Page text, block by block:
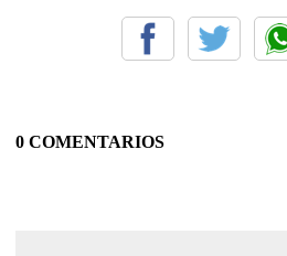
0 COMENTARIOS